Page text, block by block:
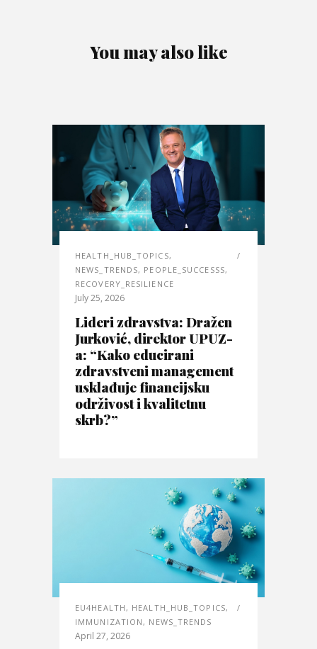
You may also like
HEALTH_HUB_TOPICS,
NEWS_TRENDS, PEOPLE_SUCCESSS,
RECOVERY_RESILIENCE
July 25, 2026
Lideri zdravstva: Dražen
Jurković, direktor UPUZ-
a: “Kako educirani
zdravstveni management
usklađuje financijsku
održivost i kvalitetnu
skrb?”
EU4HEALTH , HEALTH_HUB_TOPICS,
IMMUNIZATION , NEWS_TRENDS
April 27, 2026